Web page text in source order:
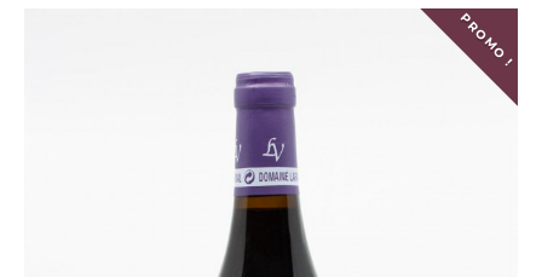
PROMO !